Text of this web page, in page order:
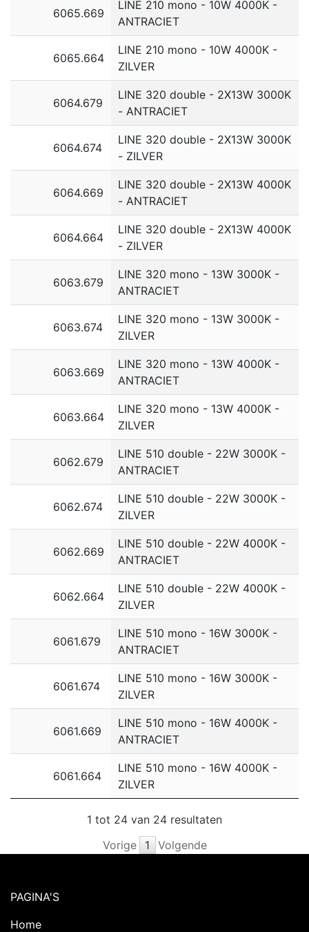
6065.669
LINE 210 mono - 10W 4000K -
ANTRACIET
6065.664
LINE 210 mono - 10W 4000K -
ZILVER
6064.679
LINE 320 double - 2X13W 3000K
- ANTRACIET
6064.674
LINE 320 double - 2X13W 3000K
- ZILVER
6064.669
LINE 320 double - 2X13W 4000K
- ANTRACIET
6064.664
LINE 320 double - 2X13W 4000K
- ZILVER
6063.679
LINE 320 mono - 13W 3000K -
ANTRACIET
6063.674
LINE 320 mono - 13W 3000K -
ZILVER
6063.669
LINE 320 mono - 13W 4000K -
ANTRACIET
6063.664
LINE 320 mono - 13W 4000K -
ZILVER
6062.679
LINE 510 double - 22W 3000K -
ANTRACIET
6062.674
LINE 510 double - 22W 3000K -
ZILVER
6062.669
LINE 510 double - 22W 4000K -
ANTRACIET
6062.664
LINE 510 double - 22W 4000K -
ZILVER
6061.679
LINE 510 mono - 16W 3000K -
ANTRACIET
6061.674
LINE 510 mono - 16W 3000K -
ZILVER
6061.669
LINE 510 mono - 16W 4000K -
ANTRACIET
6061.664
LINE 510 mono - 16W 4000K -
ZILVER
1 tot 24 van 24 resultaten
Vorige
1 Volgende
PAGINA'S
Home